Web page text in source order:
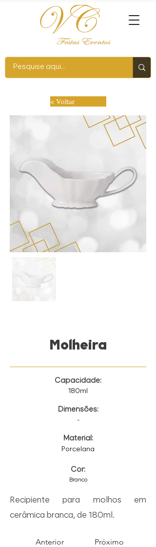
< Voltar
Molheira
Capacidade:
180ml
Dimensões:
-
Material:
Porcelana
Cor:
Branco
Recipiente para molhos em
cerâmica branca, de 180ml.
Anterior Próximo